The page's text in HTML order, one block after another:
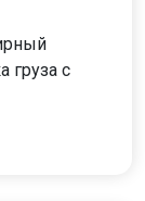
груза с